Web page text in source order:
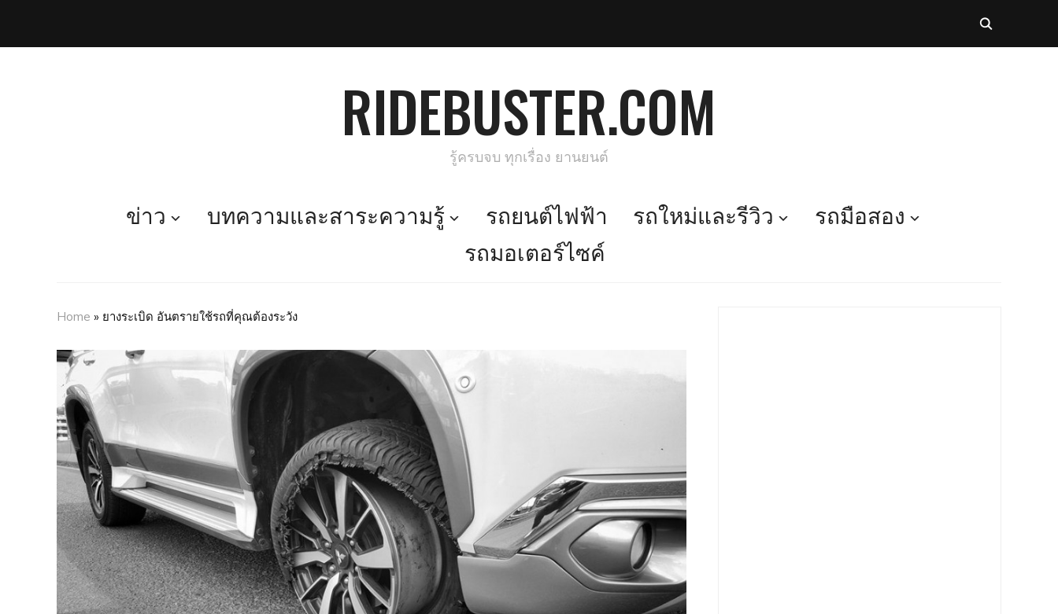
RIDEBUSTER.COM
รู้ครบจบ ทุกเรื่อง ยานยนต์
ข่าว บทความและสาระความรู้ รถยนต์ไฟฟ้า รถใหม่และรีวิว
รถมือสอง
รถมอเตอร์ไซค์
Home » ยางระเบิด อันตรายใช้รถที่คุณต้องระวัง